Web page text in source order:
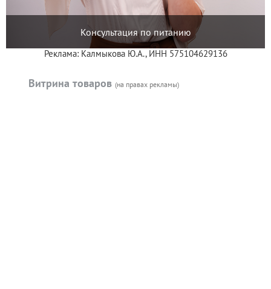
Консультация по питанию
Реклама: Калмыкова Ю.А., ИНН 575104629136
Витрина товаров (на правах рекламы)